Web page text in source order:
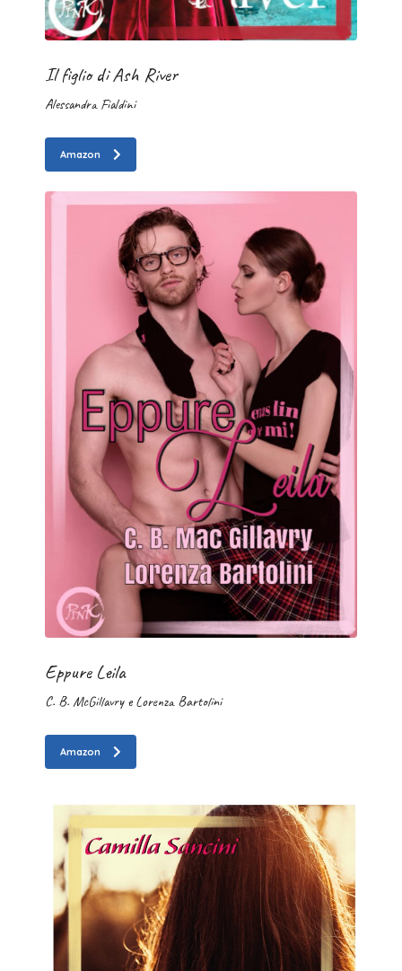
Il figlio di Ash River
Alessandra Fialdini
Amazon
Eppure Leila
C. B. McGillavry e Lorenza Bartolini
Amazon